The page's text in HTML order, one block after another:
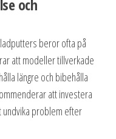
och
beror ofta på
att modeller tillverkade
längre och bibehålla
att investera
problem efter